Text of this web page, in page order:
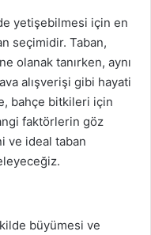
yetişebilmesi için en
seçimidir. Taban,
olanak tanırken, aynı
alışverişi gibi hayati
bahçe bitkileri için
faktörlerin göz
ve ideal taban
büyümesi ve